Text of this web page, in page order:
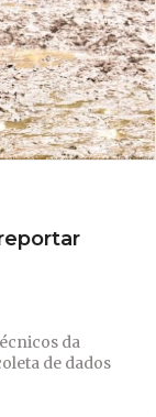
da
de dados